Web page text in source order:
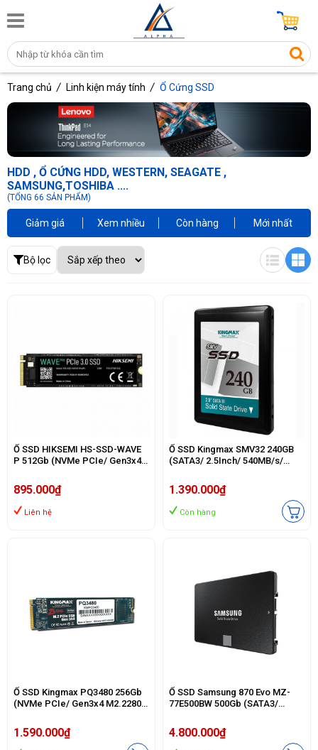
Trang chủ Linh kiện máy tính Ổ Cứng SSD
HDD , Ổ CỨNG HDD, WESTERN, SEAGATE ,
SAMSUNG,TOSHIBA ....
(TỔNG 66 SẢN PHẨM)
Giảm giá Xem nhiều Còn hàng Mới nhất
Bộ lọc
Ổ SSD HIKSEMI HS-SSD-WAVE
P 512Gb (NVMe PCIe/ Gen3x4
895.000₫
Liên hệ
Ổ SSD Kingmax SMV32 240GB
(SATA3/ 2.5Inch/ 540MB/s/
1.390.000₫
Còn hàng
Ổ SSD Kingmax PQ3480 256Gb
(NVMe PCIe/ Gen3x4 M2.2280/
1.590.000₫
Ổ SSD Samsung 870 Evo MZ-
77E500BW 500Gb (SATA3/
4.800.000₫